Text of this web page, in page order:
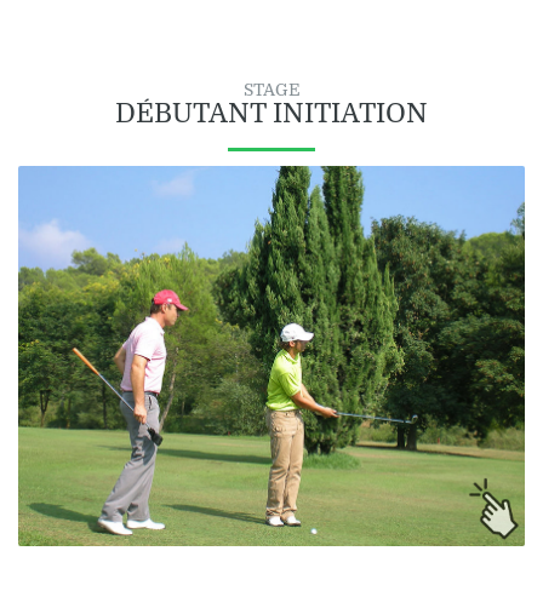
STAGE
DÉBUTANT INITIATION